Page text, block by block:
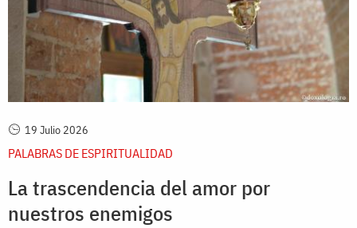
19 Julio 2026
PALABRAS DE ESPIRITUALIDAD
La trascendencia del amor por
nuestros enemigos